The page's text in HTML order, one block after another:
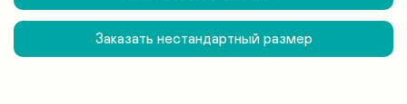
Заказать нестандартный размер